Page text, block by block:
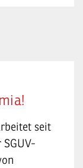
seit